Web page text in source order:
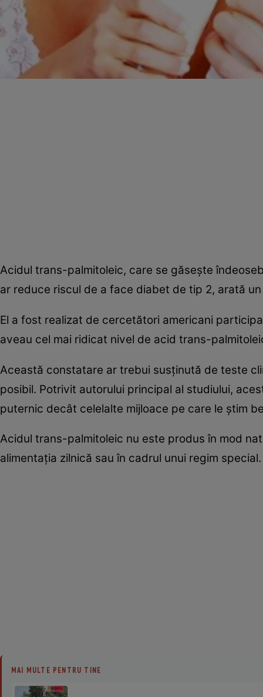
Acidul trans-palmitoleic, care se găseşte
ar reduce riscul de a face diabet de tip 2, arată
El a fost realizat de cercetători americani
aveau cel mai ridicat nivel de acid trans-
Această constatare ar trebui susţinută de teste
posibil. Potrivit autorului principal al studiului,
puternic decât celelalte mijloace pe care le ştim
Acidul trans-palmitoleic nu este produs în mod
alimentaţia zilnică sau în cadrul unui regim special.
MAI MULTE PENTRU TINE